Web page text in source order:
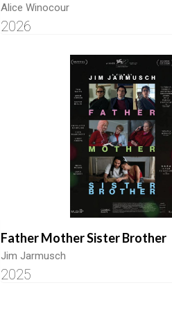
Alice Winocour
2026
Father Mother Sister Brother
Jim Jarmusch
2025